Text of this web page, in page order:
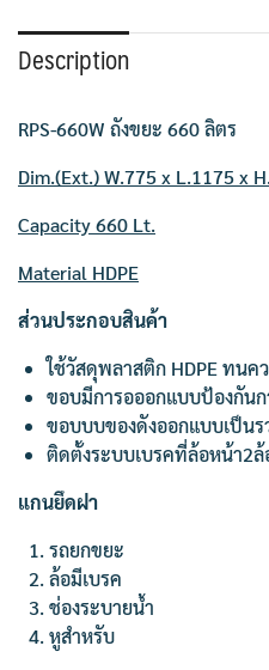
Description
RPS-660W ถังขยะ 660 ลิตร
Dim.(Ext.) W.775 x L.1175 x
Capacity 660 Lt.
Material HDPE
ส่วนประกอบสินค้า
ใช้วัสดุพลาสติก HDPE ทนค
ขอบมีการอออกแบบป้องกันก
ขอบบบของดังออกแบบเป็นร
ติดตั้งระบบเบรคที่ล้อหน้า2ล้
แกนยึดฝา
รถยกขยะ
ล้อมีเบรค
ช่องระบายน้ำ
หูสำหรับ